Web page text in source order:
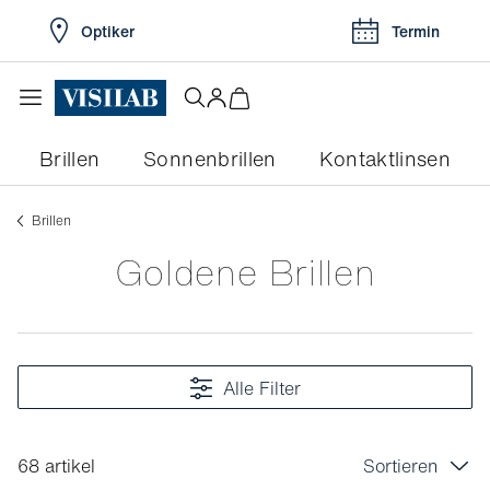
Optiker Termin
Brillen Sonnenbrillen Kontaktlinsen
Brillen
Goldene Brillen
Alle Filter
68 artikel
Sortieren